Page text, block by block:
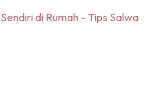
di Rumah - Tips Salwa